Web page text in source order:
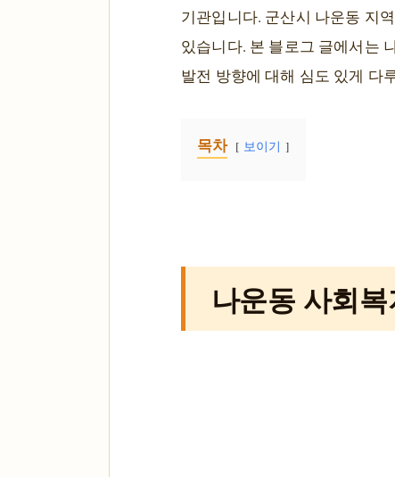
기관입니다. 군산시 나운동 지
있습니다. 본 블로그 글에서는
발전 방향에 대해 심도 있게 다
목차 보이기
나운동 사회